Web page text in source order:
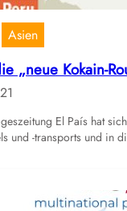
Asien
„neue Kokain-
El País hat
und -transports und in